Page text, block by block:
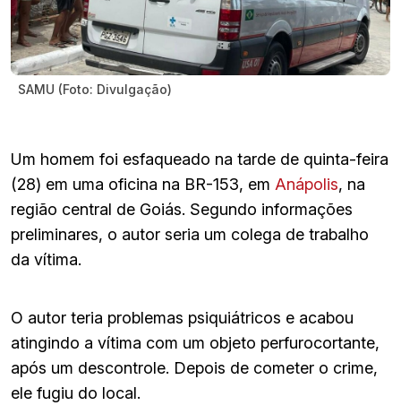
SAMU (Foto: Divulgação)
Um homem foi esfaqueado na tarde de quinta-feira
(28) em uma oficina na BR-153, em Anápolis, na
região central de Goiás. Segundo informações
preliminares, o autor seria um colega de trabalho
da vítima.
O autor teria problemas psiquiátricos e acabou
atingindo a vítima com um objeto perfurocortante,
após um descontrole. Depois de cometer o crime,
ele fugiu do local.